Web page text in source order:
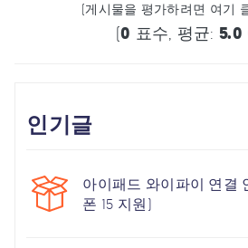
(게시물을 평가하려면 여기
(0 표수, 평균: 5.0
인기글
아이패드 와이파이 연결
폰 15 지원)